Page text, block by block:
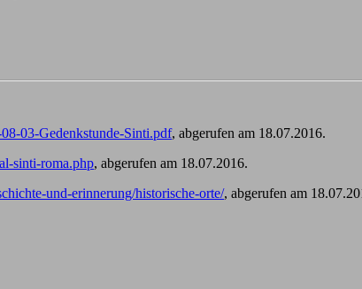
03-Gedenkstunde-Sinti.pdf, abgerufen am 18.07.2016.
sinti-roma.php, abgerufen am 18.07.2016.
und-erinnerung/historische-orte/, abgerufen am